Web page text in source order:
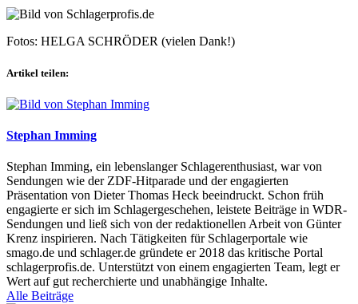
Fotos: HELGA SCHRÖDER (vielen Dank!)
Artikel teilen:
Stephan Imming
Stephan Imming, ein lebenslanger Schlagerenthusiast, war von
Sendungen wie der ZDF-Hitparade und der engagierten
Präsentation von Dieter Thomas Heck beeindruckt. Schon früh
engagierte er sich im Schlagergeschehen, leistete Beiträge in WDR-
Sendungen und ließ sich von der redaktionellen Arbeit von Günter
Krenz inspirieren. Nach Tätigkeiten für Schlagerportale wie
smago.de und schlager.de gründete er 2018 das kritische Portal
schlagerprofis.de. Unterstützt von einem engagierten Team, legt er
Wert auf gut recherchierte und unabhängige Inhalte.
Alle Beiträge